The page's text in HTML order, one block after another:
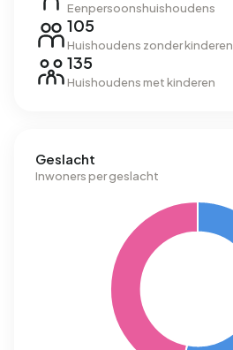
Eenpersoonshuishoudens
105
Huishoudens zonder kinderen
135
Huishoudens met kinderen
Geslacht
Inwoners per geslacht